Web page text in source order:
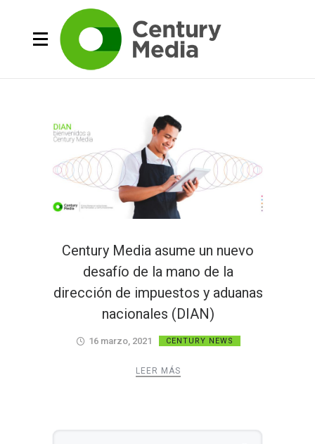
Century Media asume un nuevo
desafío de la mano de la
dirección de impuestos y aduanas
nacionales (DIAN)
16 marzo, 2021 CENTURY NEWS
LEER MÁS